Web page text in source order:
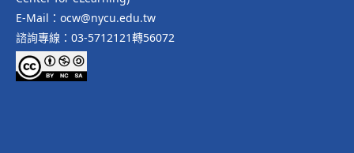
E-Mail：ocw@nycu.edu.tw
諮詢專線：03-5712121轉56072